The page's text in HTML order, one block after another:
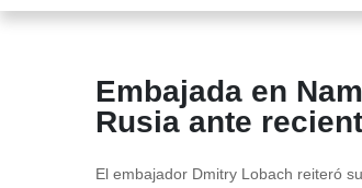
Embajada en
Rusia ante
El embajador Dmitry Lobach reiteró